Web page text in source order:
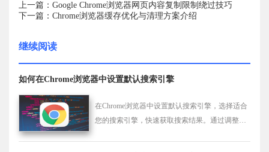
上一篇：Google Chrome浏览器网页内容复制限制绕过技巧
下一篇：Chrome浏览器缓存优化与清理方案介绍
继续阅读
如何在Chrome浏览器中设置默认搜索引擎
在Chrome浏览器中设置默认搜索引擎，选择适合
您的搜索引擎，快速获取搜索结果。通过调整浏